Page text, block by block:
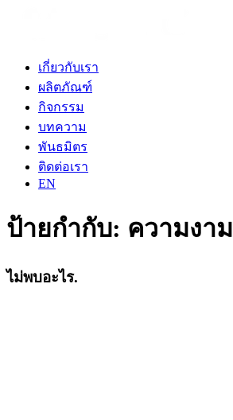
เกี่ยวกับเรา
ผลิตภัณฑ์
กิจกรรม
บทความ
พันธมิตร
ติดต่อเรา
EN
ป้ายกำกับ: ความงาม
ไม่พบอะไร.